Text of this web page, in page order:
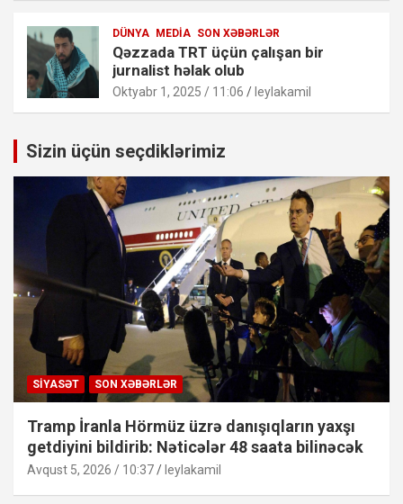
DÜNYA MEDIA SON XƏBƏRLƏR
Qəzzada TRT üçün çalışan bir
jurnalist həlak olub
Oktyabr 1, 2025 / 11:06 leylakamil
Sizin üçün seçdiklərimiz
SIYASƏT SON XƏBƏRLƏR
Tramp İranla Hörmüz üzrə danışıqların yaxşı
getdiyini bildirib: Nəticələr 48 saata bilinəcək
Avqust 5, 2026 / 10:37 leylakamil